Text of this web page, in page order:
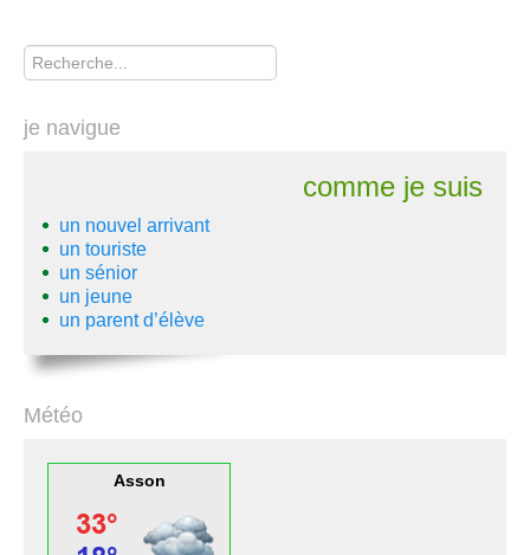
Rechercher
je navigue
comme je suis
un nouvel arrivant
un touriste
un sénior
un jeune
un parent d’élève
Météo
Asson